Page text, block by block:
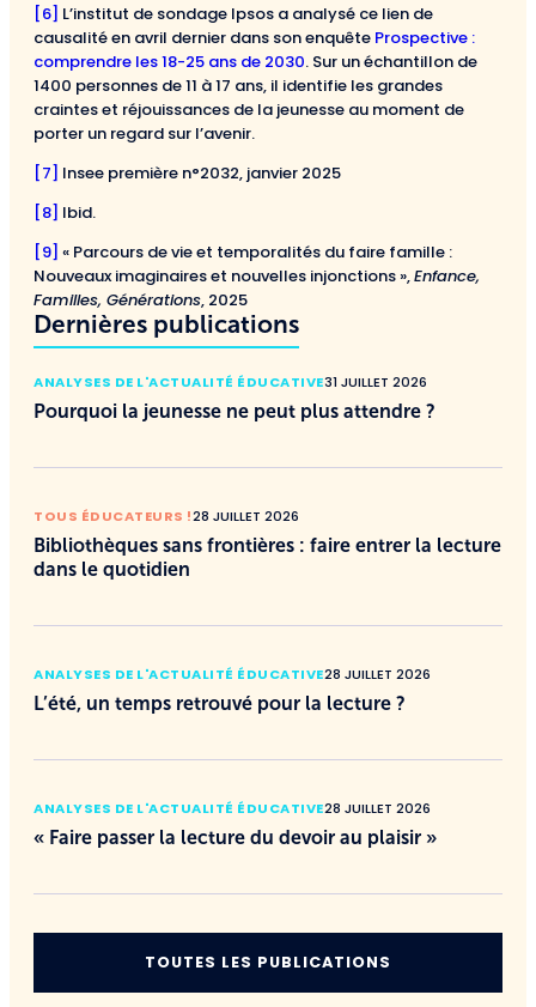
[6] L’institut de sondage Ipsos a analysé ce lien de
causalité en avril dernier dans son enquête Prospective :
comprendre les 18-25 ans de 2030. Sur un échantillon de
1400 personnes de 11 à 17 ans, il identifie les grandes
craintes et réjouissances de la jeunesse au moment de
porter un regard sur l’avenir.
[7] Insee première n°2032, janvier 2025
[8] Ibid.
[9] « Parcours de vie et temporalités du faire famille :
Nouveaux imaginaires et nouvelles injonctions »,Enfance,
Familles, Générations, 2025
Dernières publications
ANALYSES DE L'ACTUALITÉ ÉDUCATIVE31 JUILLET 2026
Pourquoi la jeunesse ne peut plus attendre ?
TOUS ÉDUCATEURS !28 JUILLET 2026
Bibliothèques sans frontières : faire entrer la lecture
dans le quotidien
ANALYSES DE L'ACTUALITÉ ÉDUCATIVE28 JUILLET 2026
L’été, un temps retrouvé pour la lecture ?
ANALYSES DE L'ACTUALITÉ ÉDUCATIVE28 JUILLET 2026
« Faire passer la lecture du devoir au plaisir »
TOUTES LES PUBLICATIONS